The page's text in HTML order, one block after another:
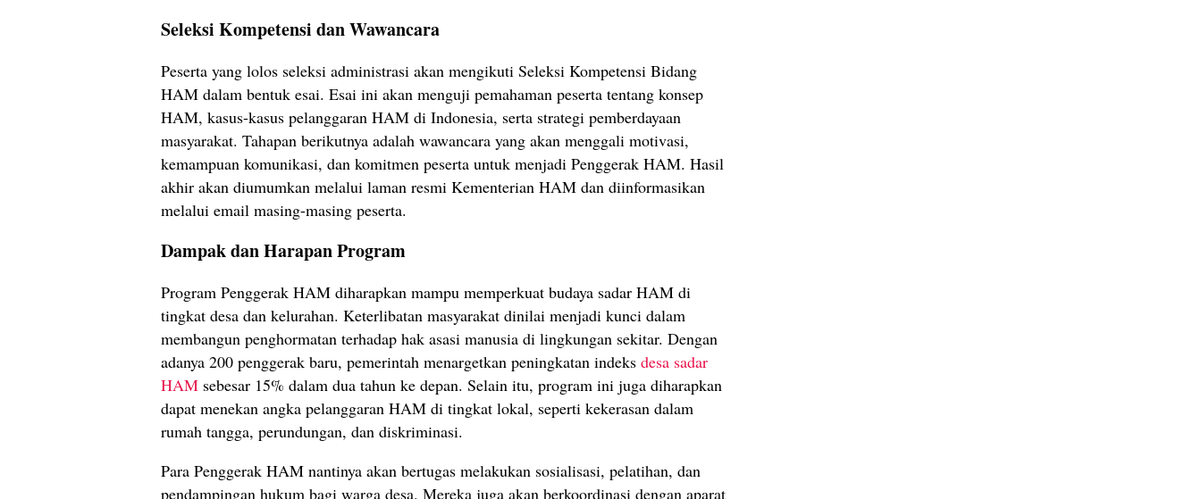
Seleksi Kompetensi dan Wawancara
Peserta yang lolos seleksi administrasi akan mengikuti Seleksi Kompetensi Bidang
HAM dalam bentuk esai. Esai ini akan menguji pemahaman peserta tentang konsep
HAM, kasus-kasus pelanggaran HAM di Indonesia, serta strategi pemberdayaan
masyarakat. Tahapan berikutnya adalah wawancara yang akan menggali motivasi,
kemampuan komunikasi, dan komitmen peserta untuk menjadi Penggerak HAM. Hasil
akhir akan diumumkan melalui laman resmi Kementerian HAM dan diinformasikan
melalui email masing-masing peserta.
Dampak dan Harapan Program
Program Penggerak HAM diharapkan mampu memperkuat budaya sadar HAM di
tingkat desa dan kelurahan. Keterlibatan masyarakat dinilai menjadi kunci dalam
membangun penghormatan terhadap hak asasi manusia di lingkungan sekitar. Dengan
adanya 200 penggerak baru, pemerintah menargetkan peningkatan indeks desa sadar
HAM sebesar 15% dalam dua tahun ke depan. Selain itu, program ini juga diharapkan
dapat menekan angka pelanggaran HAM di tingkat lokal, seperti kekerasan dalam
rumah tangga, perundungan, dan diskriminasi.
Para Penggerak HAM nantinya akan bertugas melakukan sosialisasi, pelatihan, dan
pendampingan hukum bagi warga desa. Mereka juga akan berkoordinasi dengan aparat